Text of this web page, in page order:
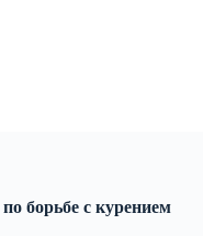
борьбе с курением